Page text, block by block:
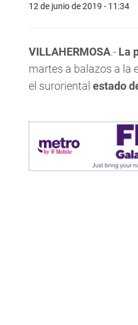
12 de junio de 2019 - 11:34
VILLAHERMOSA.- La
martes a balazos a la
el suroriental estado